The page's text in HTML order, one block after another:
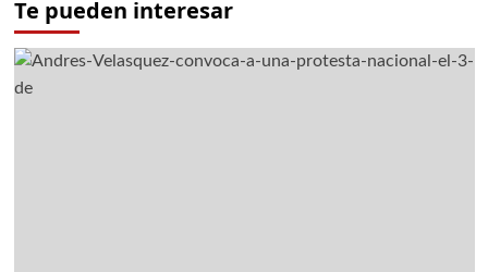
Te pueden interesar